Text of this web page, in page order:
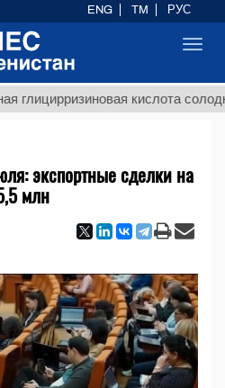
кислота солодкового
экспортные сделки на
млн
ENG TM РУС